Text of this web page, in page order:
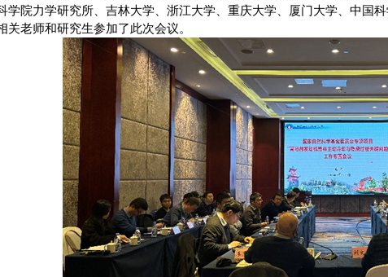
学院力学研究所、吉林大学、浙江大学、重庆大学、厦门大学、中国
关老师和研究生参加了此次会议。